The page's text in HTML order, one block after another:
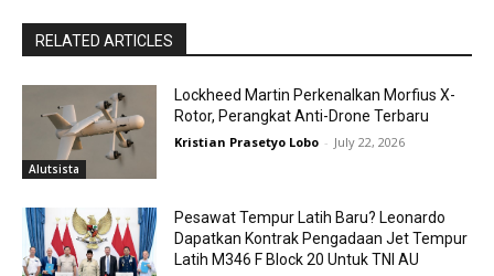
RELATED ARTICLES
Alutsista
Lockheed Martin Perkenalkan Morfius X-
Rotor, Perangkat Anti-Drone Terbaru
Kristian Prasetyo Lobo - July 22, 2026
Pesawat Tempur Latih Baru? Leonardo
Dapatkan Kontrak Pengadaan Jet Tempur
Latih M346 F Block 20 Untuk TNI AU